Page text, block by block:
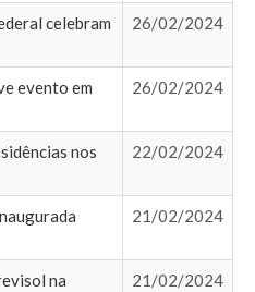
celebram
26/02/2024
evento em
26/02/2024
nos
22/02/2024
21/02/2024
na
21/02/2024